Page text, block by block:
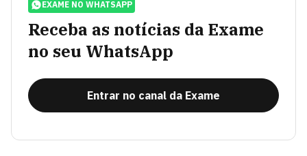
EXAME NO WHATSAPP
Receba as notícias da Exame
no seu WhatsApp
Entrar no canal da Exame